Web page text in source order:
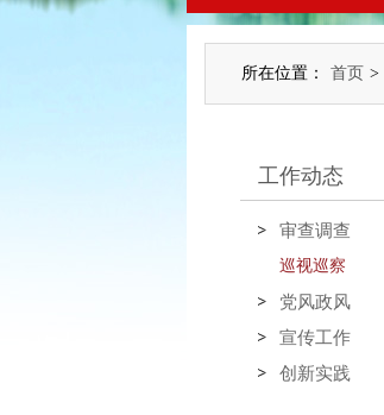
所在位置： 首页 >
工作动态
审查调查
巡视巡察
党风政风
宣传工作
创新实践